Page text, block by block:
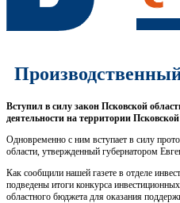
Вступил в силу закон Псковской
деятельности на территории
Одновременно с ним вступает в силу
области, утвержденный губернатором
Как сообщили нашей газете в отделе
подведены итоги конкурса
областного бюджета для оказания